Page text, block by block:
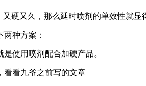
硬又久，那么延时喷剂的单效性就显
种方案：
使用喷剂配合加硬产品。
看看九爷之前写的文章